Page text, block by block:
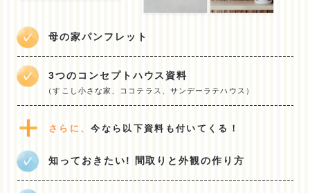
母の家パンフレット
3つのコンセプトハウス資料
（すこし小さな家、ココテラス、サンデーラテハウス）
さらに、今なら以下資料も付いてくる！
知っておきたい! 間取りと外観の作り方